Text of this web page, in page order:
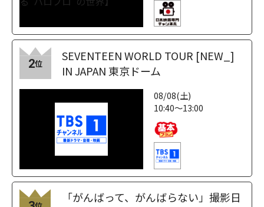
2位
SEVENTEEN WORLD TOUR [NEW_]
IN JAPAN 東京ドーム
08/08(土)
10:40～13:00
「がんばって、がんばらない」撮影日